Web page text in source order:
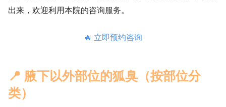
出来，欢迎利用本院的咨询服务。
🔥 立即预约咨询
📍 腋下以外部位的狐臭（按部位分
类）